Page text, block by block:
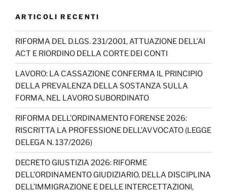
c
e
b
o
o
k
a
gr
a
m
T
o
k
k
e
dI
n
er
T
u
b
e
C
h
a
n
n
el
ARTICOLI RECENTI
RIFORMA DEL D.LGS. 231/2001, ATTUAZIONE DELL’AI
ACT E RIORDINO DELLA CORTE DEI CONTI
LAVORO: LA CASSAZIONE CONFERMA IL PRINCIPIO
DELLA PREVALENZA DELLA SOSTANZA SULLA
FORMA, NEL LAVORO SUBORDINATO
RIFORMA DELL’ORDINAMENTO FORENSE 2026:
RISCRITTA LA PROFESSIONE DELL’AVVOCATO (LEGGE
DELEGA N. 137/2026)
DECRETO GIUSTIZIA 2026: RIFORME
DELL’ORDINAMENTO GIUDIZIARIO, DELLA DISCIPLINA
DELL’IMMIGRAZIONE E DELLE INTERCETTAZIONI,